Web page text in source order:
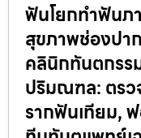
ฟันโยกทำฟันภ
สุขภาพช่องป
คลินิกทันตกรร
ปริมณฑล: ตร
รากฟันเทียม,